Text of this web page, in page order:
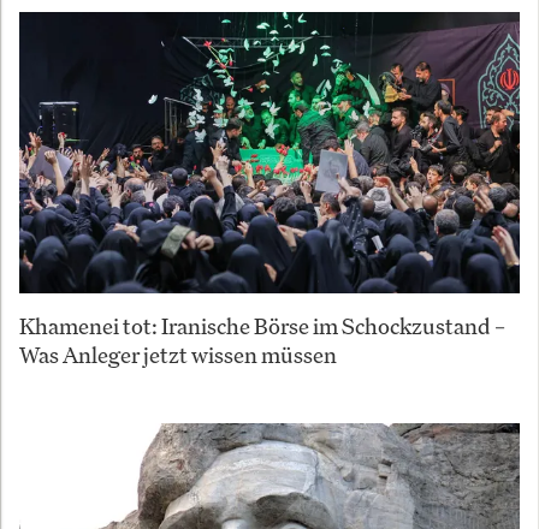
Khamenei tot: Iranische Börse im Schockzustand –
Was Anleger jetzt wissen müssen